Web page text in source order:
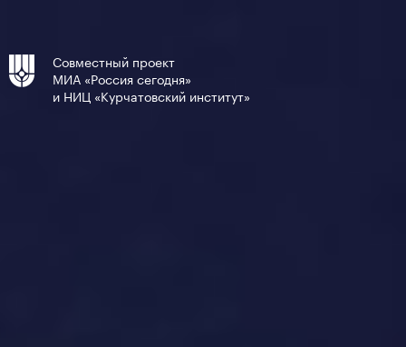
Совместный проект
МИА «Россия сегодня»
и НИЦ «Курчатовский институт»